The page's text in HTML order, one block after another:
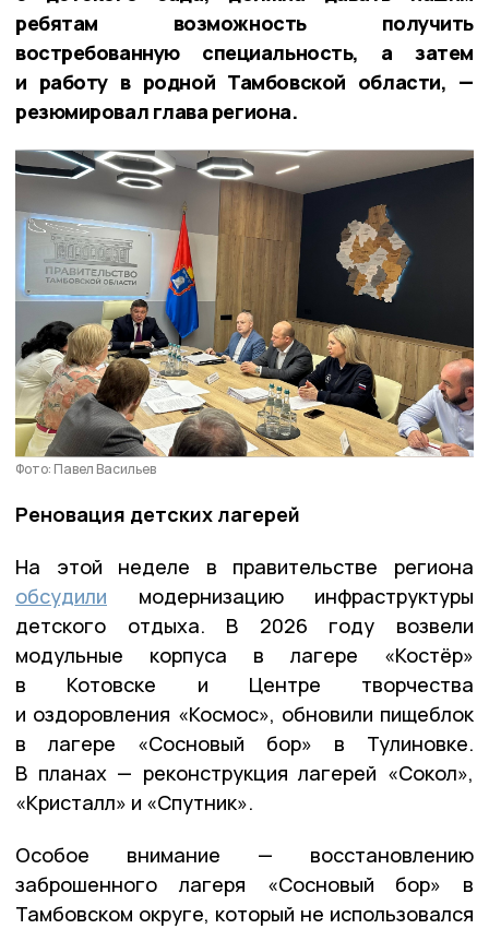
ребятам возможность получить
востребованную специальность, а затем
и работу в родной Тамбовской области, —
резюмировал глава региона.
Фото: Павел Васильев
Реновация детских лагерей
На этой неделе в правительстве региона
обсудили модернизацию инфраструктуры
детского отдыха. В 2026 году возвели
модульные корпуса в лагере «Костёр»
в Котовске и Центре творчества
и оздоровления «Космос», обновили пищеблок
в лагере «Сосновый бор» в Тулиновке.
В планах — реконструкция лагерей «Сокол»,
«Кристалл» и «Спутник».
Особое внимание — восстановлению
заброшенного лагеря «Сосновый бор» в
Тамбовском округе, который не использовался